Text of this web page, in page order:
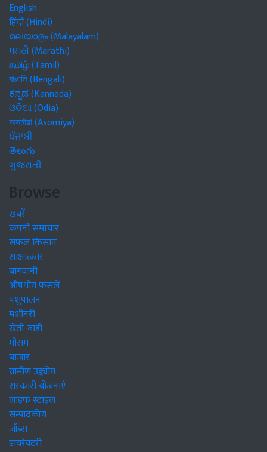
English
हिंदी (Hindi)
മലയാളം (Malayalam)
मराठी (Marathi)
தமிழ் (Tamil)
বাঙালি (Bengali)
ಕನ್ನಡ (Kannada)
ଓଡିଆ (Odia)
অসমীয়া (Asomiya)
ਪੰਜਾਬੀ
తెలుగు
ગુજરાતી
Browse
खबरें
कंपनी समाचार
सफल किसान
साक्षात्कार
बागवानी
औषधीय फसलें
पशुपालन
मशीनरी
खेती-बाड़ी
मौसम
बाजार
ग्रामीण उद्द्योग
सरकारी योजनाएं
लाइफ स्टाइल
सम्पादकीय
जॉब्स
डायरेक्टरी